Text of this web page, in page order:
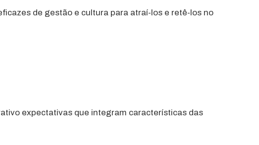
de gestão e cultura para atraí-los e retê-los no
expectativas que integram características das